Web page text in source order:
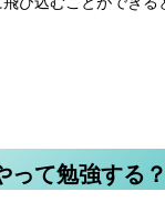
って勉強する